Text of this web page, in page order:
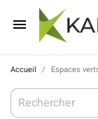

Accueil Espaces